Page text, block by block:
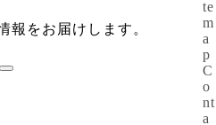
報をお届けします。
te
m
a
p
C
o
nt
a